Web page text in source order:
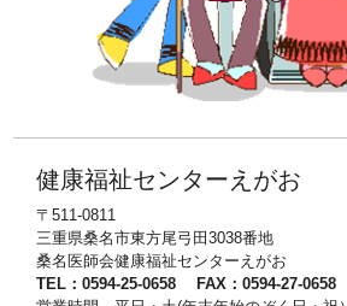
健康福祉センターえがお
〒511-0811
三重県桑名市東方尾弓田3038番地
桑名医師会健康福祉センターえがお
TEL：0594-25-0658 FAX：0594-27-0658